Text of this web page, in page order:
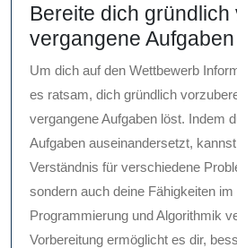
Bereite dich gründlich
vergangene
Um dich auf den Wettbewerb
es ratsam, dich gründlich
vergangene Aufgaben löst. Indem
Aufgaben auseinandersetzt,
Verständnis für verschiedene
sondern auch deine Fähigkeiten
Programmierung und Algorithmik
Vorbereitung ermöglicht es dir,